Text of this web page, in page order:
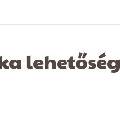
lehetőség